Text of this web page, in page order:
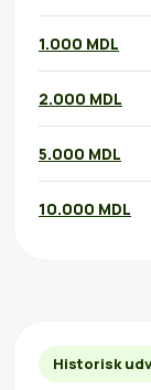
1.000 MDL
2.000 MDL
5.000 MDL
10.000 MDL
Historisk